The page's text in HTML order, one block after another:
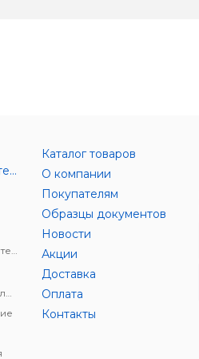
Аксессуары цифровой техники
Каталог товаров
О компании
Покупателям
Образцы документов
Новости
Акции
Доставка
Оплата
Контакты